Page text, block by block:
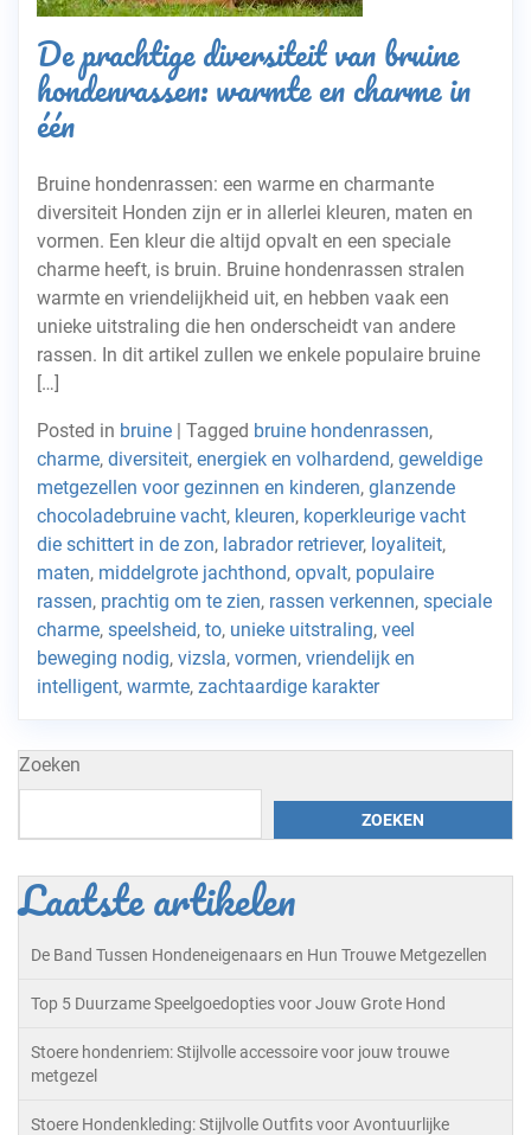
De prachtige diversiteit van bruine
hondenrassen: warmte en charme in
één
Bruine hondenrassen: een warme en charmante
diversiteit Honden zijn er in allerlei kleuren, maten en
vormen. Een kleur die altijd opvalt en een speciale
charme heeft, is bruin. Bruine hondenrassen stralen
warmte en vriendelijkheid uit, en hebben vaak een
unieke uitstraling die hen onderscheidt van andere
rassen. In dit artikel zullen we enkele populaire bruine
[…]
Posted in bruine | Tagged bruine hondenrassen,
charme, diversiteit, energiek en volhardend, geweldige
metgezellen voor gezinnen en kinderen, glanzende
chocoladebruine vacht, kleuren, koperkleurige vacht
die schittert in de zon, labrador retriever, loyaliteit,
maten, middelgrote jachthond, opvalt, populaire
rassen, prachtig om te zien, rassen verkennen, speciale
charme, speelsheid, to, unieke uitstraling, veel
beweging nodig, vizsla, vormen, vriendelijk en
intelligent, warmte, zachtaardige karakter
Zoeken
ZOEKEN
Laatste artikelen
De Band Tussen Hondeneigenaars en Hun Trouwe Metgezellen
Top 5 Duurzame Speelgoedopties voor Jouw Grote Hond
Stoere hondenriem: Stijlvolle accessoire voor jouw trouwe
metgezel
Stoere Hondenkleding: Stijlvolle Outfits voor Avontuurlijke